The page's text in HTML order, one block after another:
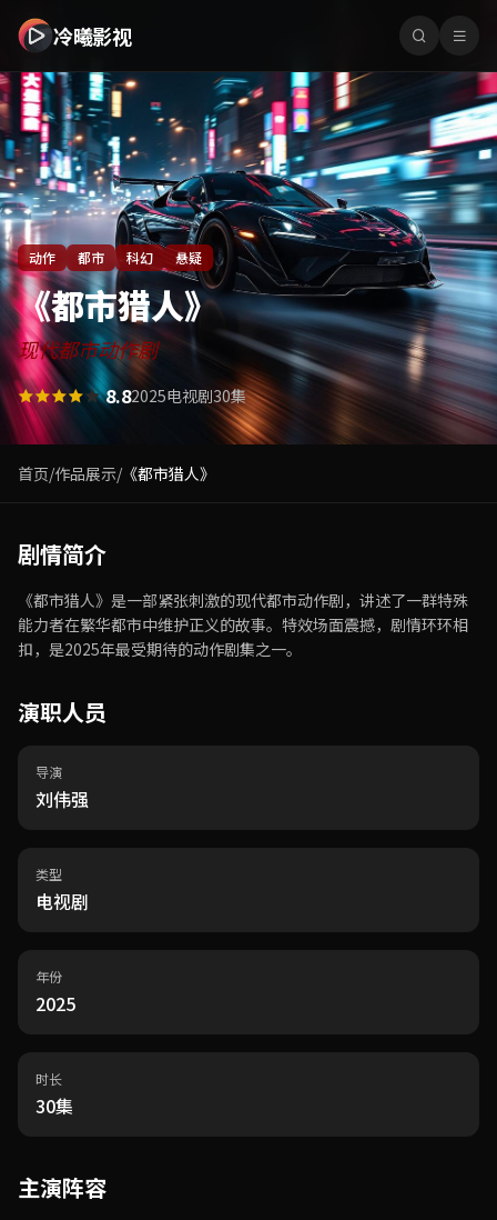
冷曦影视 - 免费在线观看最新热门电影电视剧高清资源全集无
冷曦影视
动作 都市 科幻 悬疑
《都市猎人》
现代都市动作剧
8.82025电视剧30集
首页/作品展示/ 《都市猎人》
剧情简介
《都市猎人》是一部紧张刺激的现代都市动作剧，讲述了一群特殊
能力者在繁华都市中维护正义的故事。特效场面震撼，剧情环环相
扣，是2025年最受期待的动作剧集之一。
演职人员
导演
刘伟强
类型
电视剧
年份
2025
时长
30集
主演阵容